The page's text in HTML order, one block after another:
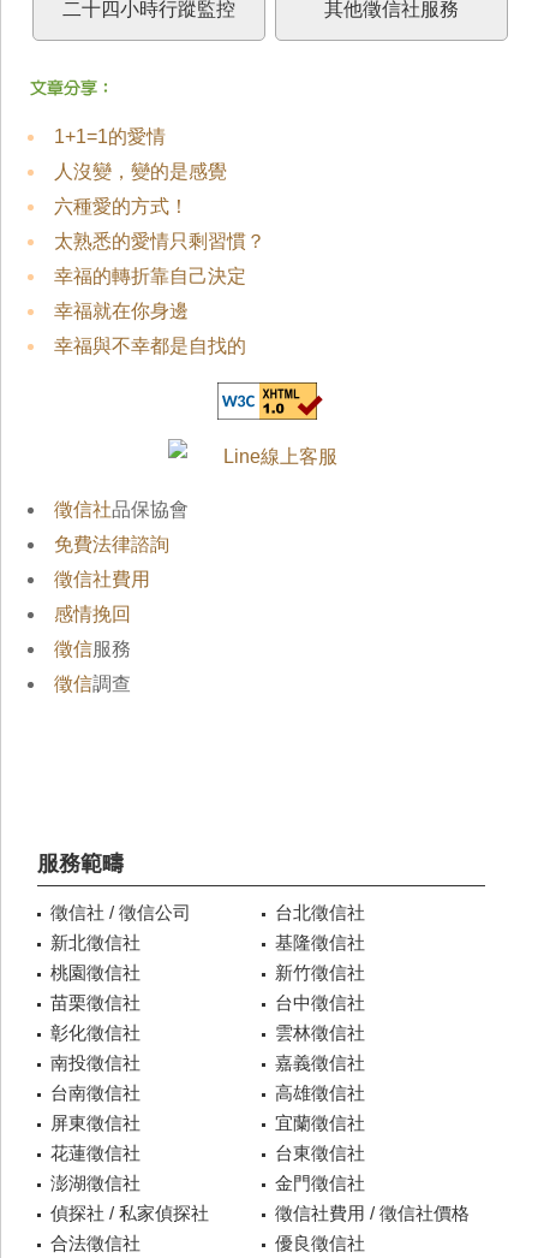
二十四小時行蹤監控 其他徵信社服務
1+1=1的愛情
人沒變，變的是感覺
六種愛的方式！
太熟悉的愛情只剩習慣？
幸福的轉折靠自己決定
幸福就在你身邊
幸福與不幸都是自找的
徵信社品保協會
免費法律諮詢
徵信社費用
感情挽回
徵信服務
徵信調查
服務範疇
徵信社 / 徵信公司
台北徵信社
新北徵信社
基隆徵信社
桃園徵信社
新竹徵信社
苗栗徵信社
台中徵信社
彰化徵信社
雲林徵信社
南投徵信社
嘉義徵信社
台南徵信社
高雄徵信社
屏東徵信社
宜蘭徵信社
花蓮徵信社
台東徵信社
澎湖徵信社
金門徵信社
偵探社 / 私家偵探社
徵信社費用 / 徵信社價格
合法徵信社
優良徵信社